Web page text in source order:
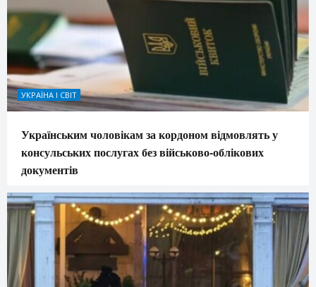
УКРАЇНА І СВІТ
Українським чоловікам за кордоном відмовлять у
консульських послугах без військово-облікових
документів